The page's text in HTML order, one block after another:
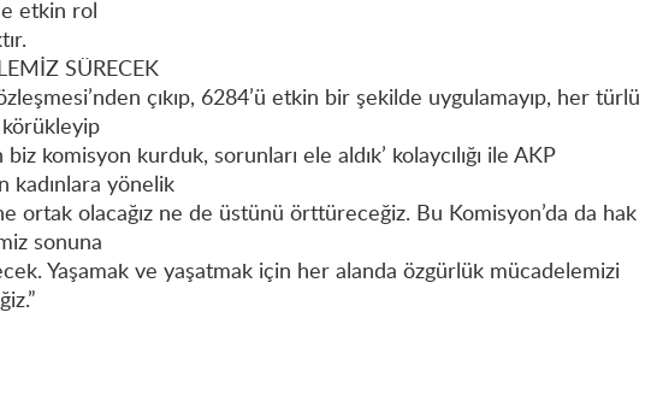
etkin rol
SÜRECEK
çıkıp, 6284’ü etkin bir şekilde uygulamayıp, her türlü
körükleyip
biz komisyon kurduk, sorunları ele aldık’ kolaycılığı ile AKP
kadınlara yönelik
ortak olacağız ne de üstünü örttüreceğiz. Bu Komisyon’da da hak
sonuna
Yaşamak ve yaşatmak için her alanda özgürlük mücadelemizi